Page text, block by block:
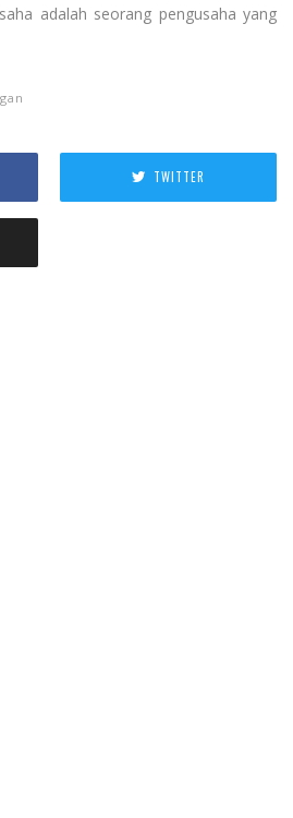
adalah seorang pengusaha yang
TWITTER